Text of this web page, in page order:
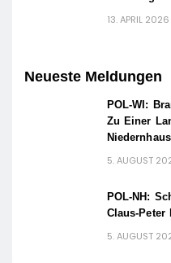
13. APRIL 2026
Neueste Meldungen
POL-WI:
Zu Einer
5. AUGUST
POL-NH:
Claus-
5. AUGUST